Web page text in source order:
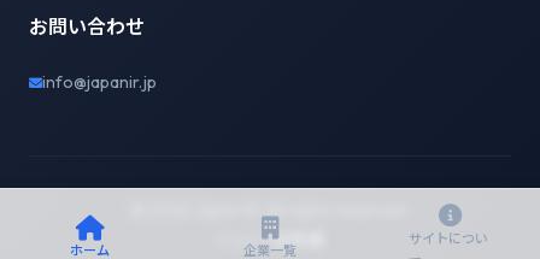
お問い合わせ
info@japanir.jp
English日本語
ホーム 企業一覧
サイトについ